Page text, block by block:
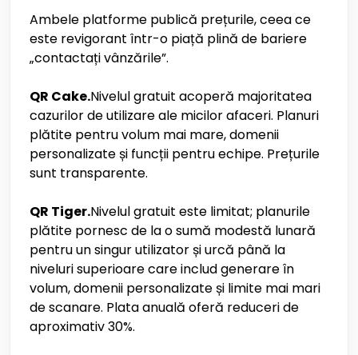
Ambele platforme publică prețurile, ceea ce
este revigorant într-o piață plină de bariere
„contactați vânzările”.
QR Cake.Nivelul gratuit acoperă majoritatea
cazurilor de utilizare ale micilor afaceri. Planuri
plătite pentru volum mai mare, domenii
personalizate și funcții pentru echipe. Prețurile
sunt transparente.
QR Tiger.Nivelul gratuit este limitat; planurile
plătite pornesc de la o sumă modestă lunară
pentru un singur utilizator și urcă până la
niveluri superioare care includ generare în
volum, domenii personalizate și limite mai mari
de scanare. Plata anuală oferă reduceri de
aproximativ 30%.